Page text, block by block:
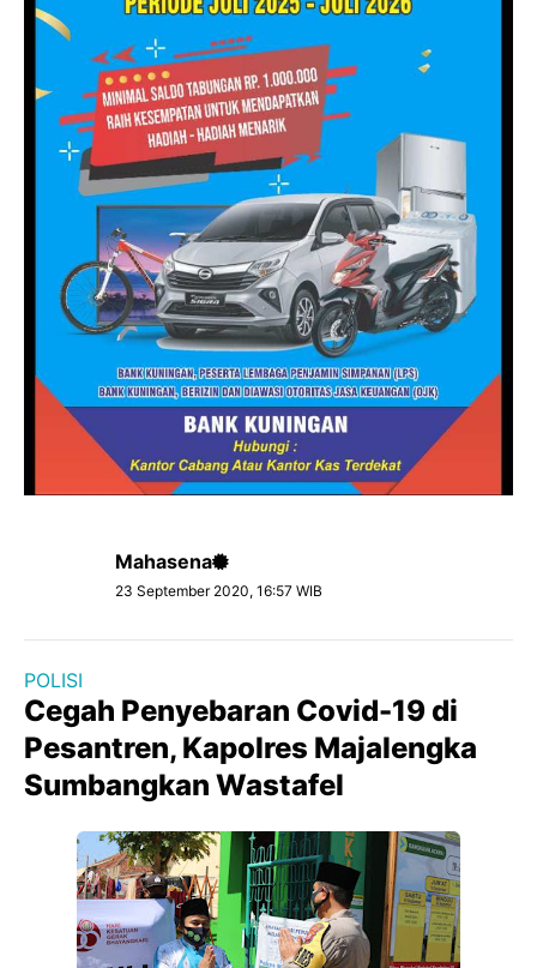
Mahasena
23 September 2020, 16:57 WIB
POLISI
Cegah Penyebaran Covid-19 di
Pesantren, Kapolres Majalengka
Sumbangkan Wastafel